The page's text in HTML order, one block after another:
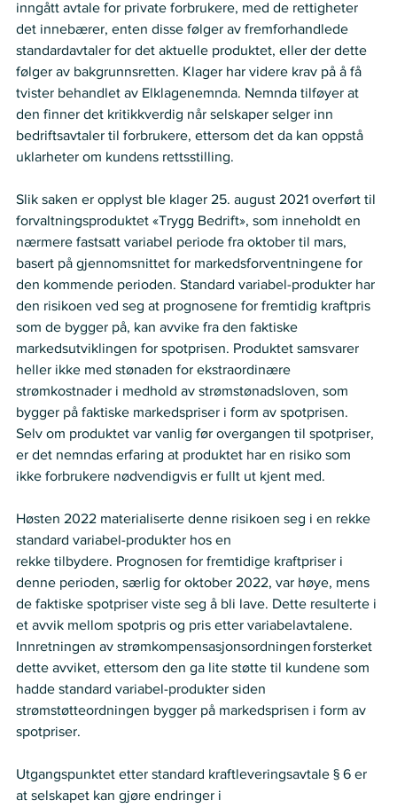
inngått avtale for private forbrukere, med de rettigheter
det innebærer, enten disse følger av fremforhandlede
standardavtaler for det aktuelle produktet, eller der dette
følger av bakgrunnsretten. Klager har videre krav på å få
tvister behandlet av Elklagenemnda. Nemnda tilføyer at
den finner det kritikkverdig når selskaper selger inn
bedriftsavtaler til forbrukere, ettersom det da kan oppstå
uklarheter om kundens rettsstilling.
Slik saken er opplyst ble klager 25. august 2021 overført til
forvaltningsproduktet «Trygg Bedrift», som inneholdt en
nærmere fastsatt variabel periode fra oktober til mars,
basert på gjennomsnittet for markedsforventningene for
den kommende perioden. Standard variabel-produkter har
den risikoen ved seg at prognosene for fremtidig kraftpris
som de bygger på, kan avvike fra den faktiske
markedsutviklingen for spotprisen. Produktet samsvarer
heller ikke med stønaden for ekstraordinære
strømkostnader i medhold av strømstønadsloven, som
bygger på faktiske markedspriser i form av spotprisen.
Selv om produktet var vanlig før overgangen til spotpriser,
er det nemndas erfaring at produktet har en risiko som
ikke forbrukere nødvendigvis er fullt ut kjent med.
Høsten 2022 materialiserte denne risikoen seg i en rekke
standard variabel-produkter hos en
rekke tilbydere. Prognosen for fremtidige kraftpriser i
denne perioden, særlig for oktober 2022, var høye, mens
de faktiske spotpriser viste seg å bli lave. Dette resulterte i
et avvik mellom spotpris og pris etter variabelavtalene.
Innretningen av strømkompensasjonsordningen forsterket
dette avviket, ettersom den ga lite støtte til kundene som
hadde standard variabel-produkter siden
strømstøtteordningen bygger på markedsprisen i form av
spotpriser.
Utgangspunktet etter standard kraftleveringsavtale § 6 er
at selskapet kan gjøre endringer i